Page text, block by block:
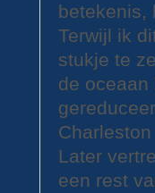
betekenis,
Terwijl ik
stukje te
de oceaan
Later
een rest